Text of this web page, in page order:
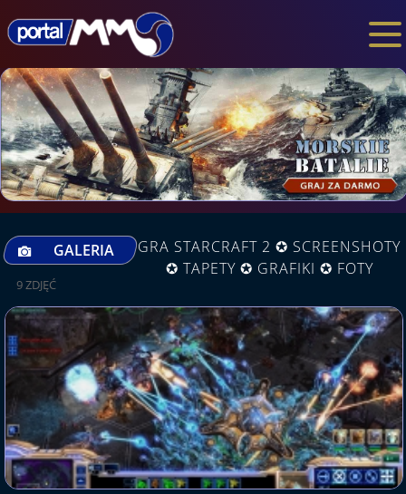
GALERIA
GRA STARCRAFT 2 ✪ SCREENSHOTY
✪ TAPETY ✪ GRAFIKI ✪ FOTY
9 ZDJĘĆ